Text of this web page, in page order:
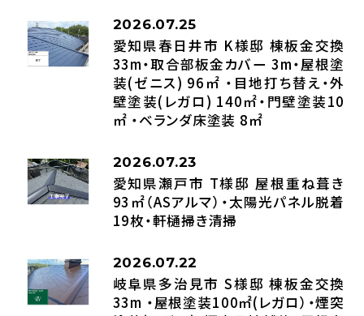
2026.07.25
愛知県春日井市 K様邸 棟板金交換
33m・取合部板金カバー 3m・屋根塗
装(ゼニス) 96㎡ ・目地打ち替え・外
壁塗装(レガロ) 140㎡・門壁塗装10
㎡ ・ベランダ床塗装 8㎡
2026.07.23
愛知県瀬戸市 T様邸 屋根重ね葺き
93㎡（ASアルマ）・太陽光パネル脱着
19枚・軒樋掃き清掃
2026.07.22
岐阜県多治見市 S様邸 棟板金交換
33m ・屋根塗装100㎡(レガロ）・煙突